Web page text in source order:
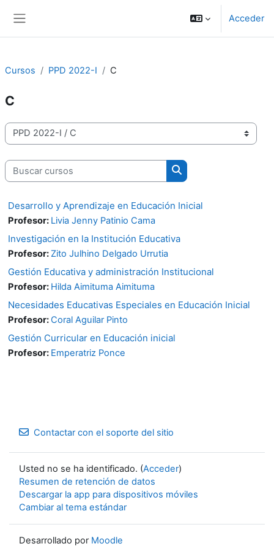
Acceder
Cursos PPD 2022-I C
C
Categorías
Buscar cursos
Buscar cursos
Desarrollo y Aprendizaje en Educación Inicial
Profesor: Livia Jenny Patinio Cama
Investigación en la Institución Educativa
Profesor: Zito Julhino Delgado Urrutia
Gestión Educativa y administración Institucional
Profesor: Hilda Aimituma Aimituma
Necesidades Educativas Especiales en Educación Inicial
Profesor:Coral Aguilar Pinto
Gestión Curricular en Educación inicial
Profesor: Emperatriz Ponce
Contactar con el soporte del sitio
Usted no se ha identificado. (Acceder)
Resumen de retención de datos
Descargar la app para dispositivos móviles
Cambiar al tema estándar
Desarrollado por Moodle